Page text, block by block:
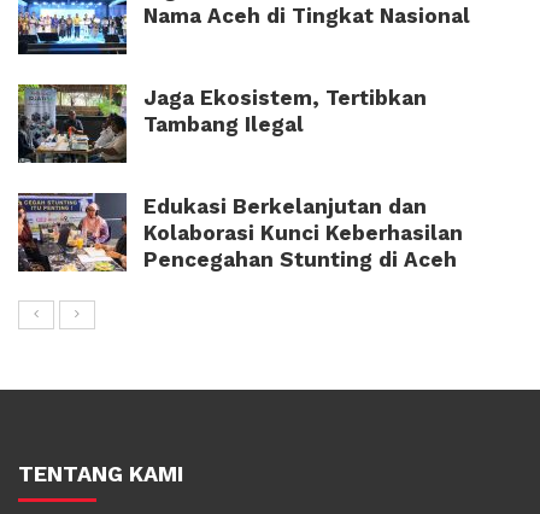
Nama Aceh di Tingkat Nasional
Jaga Ekosistem, Tertibkan
Tambang Ilegal
Edukasi Berkelanjutan dan
Kolaborasi Kunci Keberhasilan
Pencegahan Stunting di Aceh
TENTANG KAMI